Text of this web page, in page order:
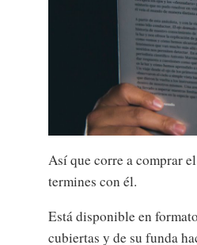
Así que corre a comprar
termines con él.
Está disponible en
cubiertas y de su funda